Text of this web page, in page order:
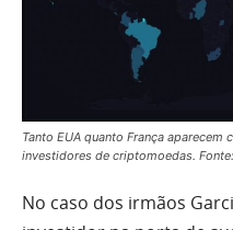
Tanto EUA quanto França
investidores de criptomoedas.
No caso dos irmãos